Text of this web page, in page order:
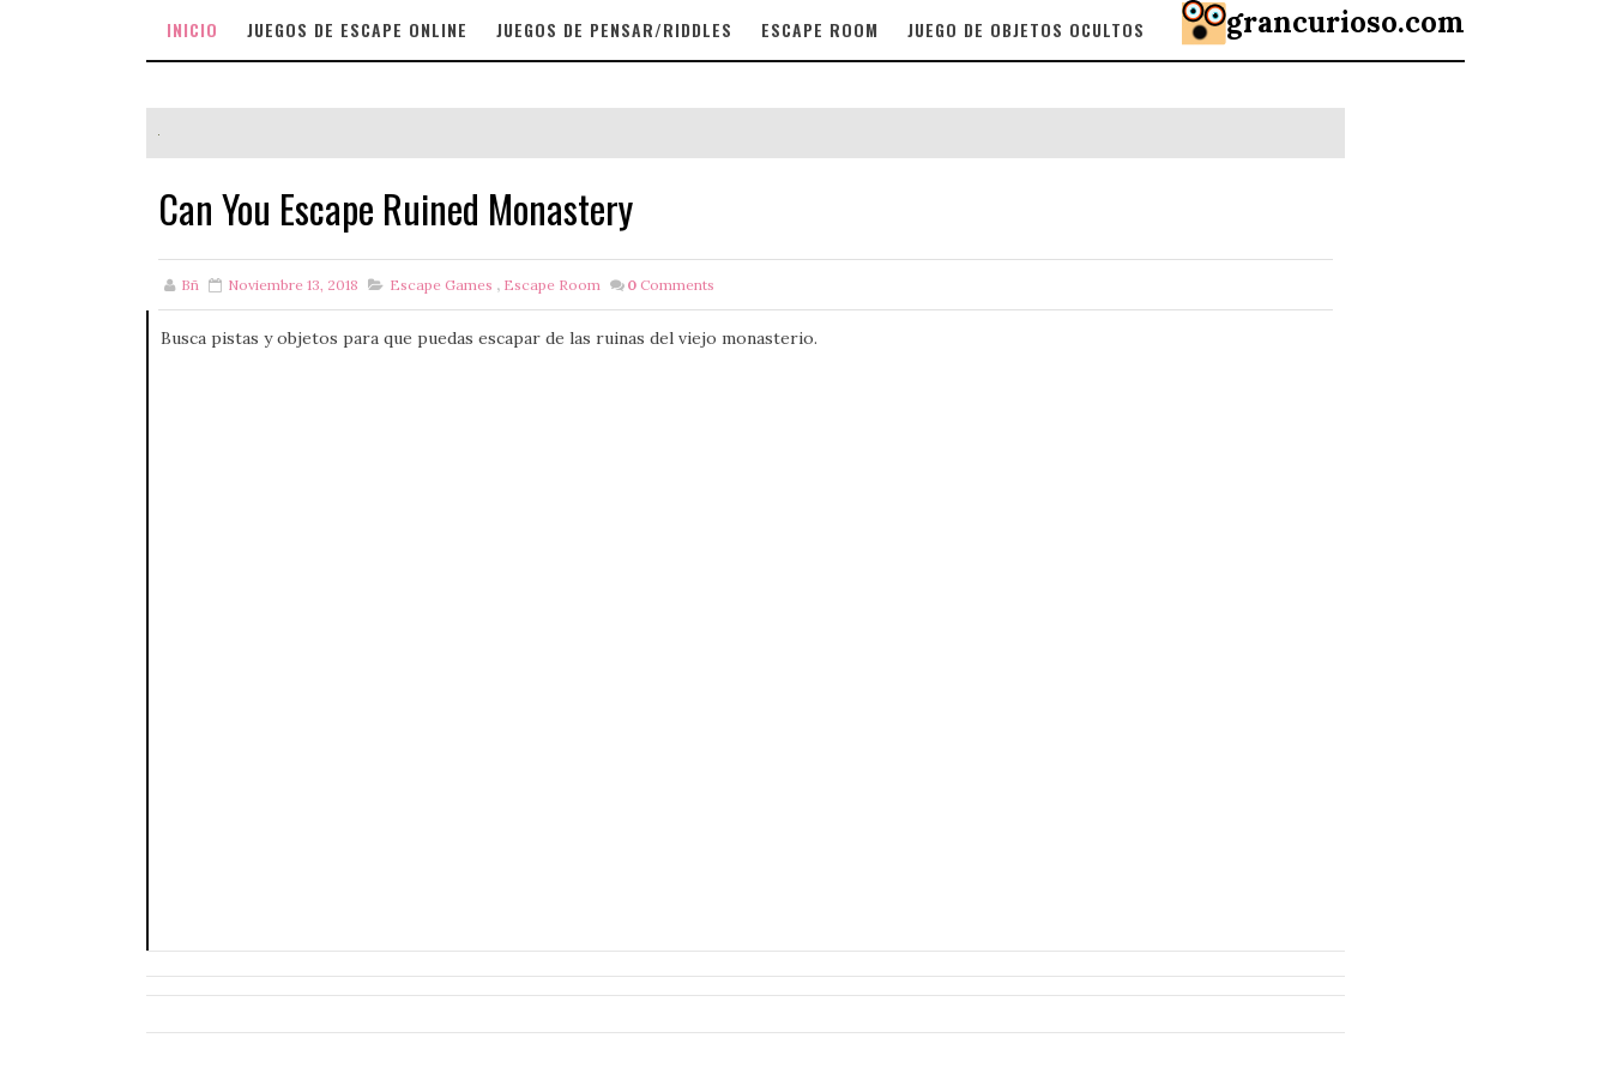
INICIO JUEGOS DE ESCAPE ONLINE JUEGOS DE PENSAR/RIDDLES ESCAPE ROOM JUEGO DE OBJETOS OCULTOS grancurioso.com
Can You Escape Ruined Monastery
Bñ Noviembre 13, 2018 Escape Games , Escape Room 0 Comments
Busca pistas y objetos para que puedas escapar de las ruinas del viejo monasterio.